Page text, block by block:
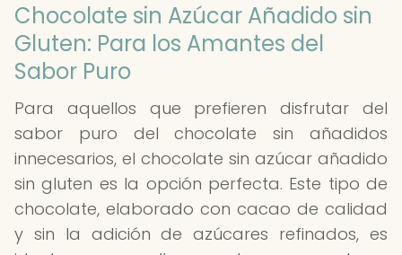
Chocolate sin Azúcar Añadido sin
Gluten: Para los Amantes del
Sabor Puro
Para aquellos que prefieren disfrutar del
sabor puro del chocolate sin añadidos
innecesarios, el chocolate sin azúcar añadido
sin gluten es la opción perfecta. Este tipo de
chocolate, elaborado con cacao de calidad
y sin la adición de azúcares refinados, es